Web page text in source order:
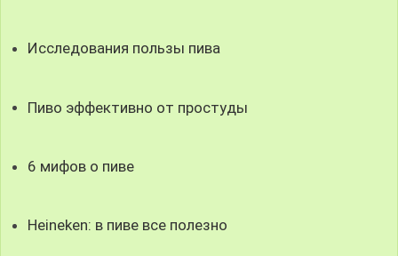
Исследования пользы пива
Пиво эффективно от простуды
6 мифов о пиве
Heineken: в пиве все полезно